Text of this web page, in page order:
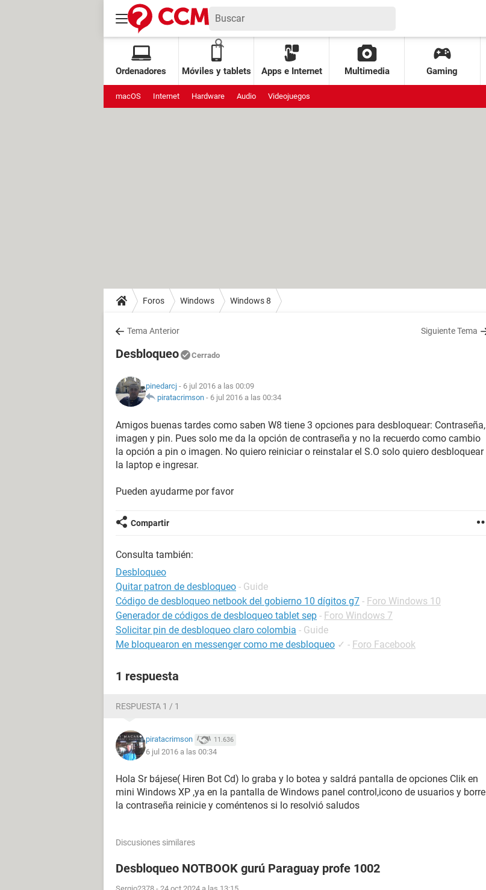
Ordenadores Móviles y tablets Apps e Internet Multimedia Gaming
macOS Internet Hardware Audio Videojuegos
Foros Windows Windows 8
Tema Anterior Siguiente Tema
Desbloqueo Cerrado
pinedarcj - 6 jul 2016 a las 00:09
piratacrimson - 6 jul 2016 a las 00:34
Amigos buenas tardes como saben W8 tiene 3 opciones para desbloquear: Contraseña,
imagen y pin. Pues solo me da la opción de contraseña y no la recuerdo como cambio
la opción a pin o imagen. No quiero reiniciar o reinstalar el S.O solo quiero desbloquear
la laptop e ingresar.
Pueden ayudarme por favor
Compartir
Consulta también:
Desbloqueo
Quitar patron de desbloqueo - Guide
Código de desbloqueo netbook del gobierno 10 dígitos g7 - Foro Windows 10
Generador de códigos de desbloqueo tablet sep - Foro Windows 7
Solicitar pin de desbloqueo claro colombia - Guide
Me bloquearon en messenger como me desbloqueo ✓ - Foro Facebook
1 respuesta
RESPUESTA 1 / 1
piratacrimson 11.636
6 jul 2016 a las 00:34
Hola Sr bájese( Hiren Bot Cd) lo graba y lo botea y saldrá pantalla de opciones Clik en
mini Windows XP ,ya en la pantalla de Windows panel control,icono de usuarios y borre
la contraseña reinicie y coméntenos si lo resolvió saludos
Discusiones similares
Desbloqueo NOTBOOK gurú Paraguay profe 1002